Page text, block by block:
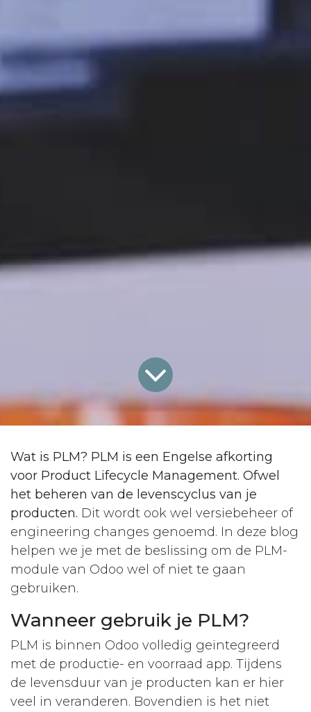
Wat is PLM? PLM is een Engelse afkorting
voor Product Lifecycle Management. Ofwel
het beheren van de levenscyclus van je
producten. Dit wordt ook wel versiebeheer of
engineering changes genoemd. In deze blog
helpen we je met de beslissing om de PLM-
module van Odoo wel of niet te gaan
gebruiken.
Wanneer gebruik je PLM?
PLM is binnen Odoo volledig geïntegreerd
met de productie- en voorraad app. Tijdens
de levensduur van je producten kan er hier
veel in veranderen. Bovendien is het niet